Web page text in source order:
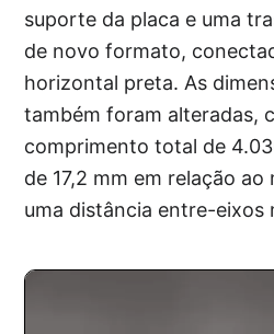
suporte da placa e uma
de novo formato,
horizontal preta. As
também foram alteradas,
comprimento total de
de 17,2 mm em relação
uma distância entre-eixos